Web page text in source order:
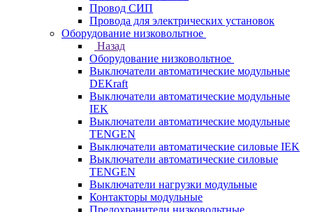
Провод СИП
Провода для электрических установок
Оборудование низковольтное
Назад
Оборудование низковольтное
Выключатели автоматические модульные
DEKraft
Выключатели автоматические модульные
IEK
Выключатели автоматические модульные
TENGEN
Выключатели автоматические силовые IEK
Выключатели автоматические силовые
TENGEN
Выключатели нагрузки модульные
Контакторы модульные
Предохранители низковольтные